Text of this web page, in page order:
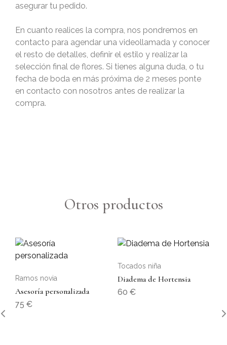
asegurar tu pedido.
En cuanto realices la compra, nos pondremos en
contacto para agendar una videollamada y conocer
el resto de detalles, definir el estilo y realizar la
selección final de flores. Si tienes alguna duda, o tu
fecha de boda en más próxima de 2 meses ponte
en contacto con nosotros antes de realizar la
compra.
Otros productos
Ramos novia
Asesoría personalizada
75 €
Tocados niña
Diadema de Hortensia
60 €